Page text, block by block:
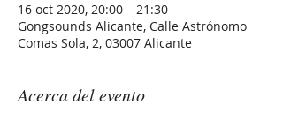
16 oct 2020, 20:00 – 21:30
Gongsounds Alicante, Calle Astrónomo
Comas Sola, 2, 03007 Alicante
Acerca del evento